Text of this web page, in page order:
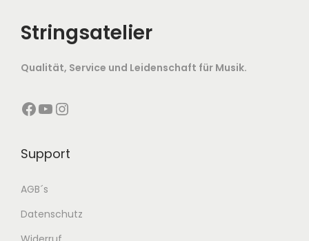
Stringsatelier
Qualität, Service und Leidenschaft für Musik.
Facebook YouTube Instagram
Support
AGB´s
Datenschutz